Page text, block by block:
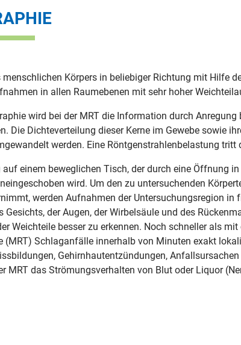
Körpers in beliebiger Richtung mit Hilfe
in allen Raumebenen mit sehr hoher
wird bei der MRT die Information durch
Die Dichteverteilung dieser Kerne im Gewebe sowie
werden. Eine Röntgenstrahlenbelastung tritt
einem beweglichen Tisch, der durch eine Öffnung
wird. Um den zu untersuchenden
werden Aufnahmen der Untersuchungsregion in
der Augen, der Wirbelsäule und des
Weichteile besser zu erkennen. Noch schneller als
(MRT) Schlaganfälle innerhalb von Minuten exakt
Gehirnhautentzündungen,
das Strömungsverhalten von Blut oder Liquor